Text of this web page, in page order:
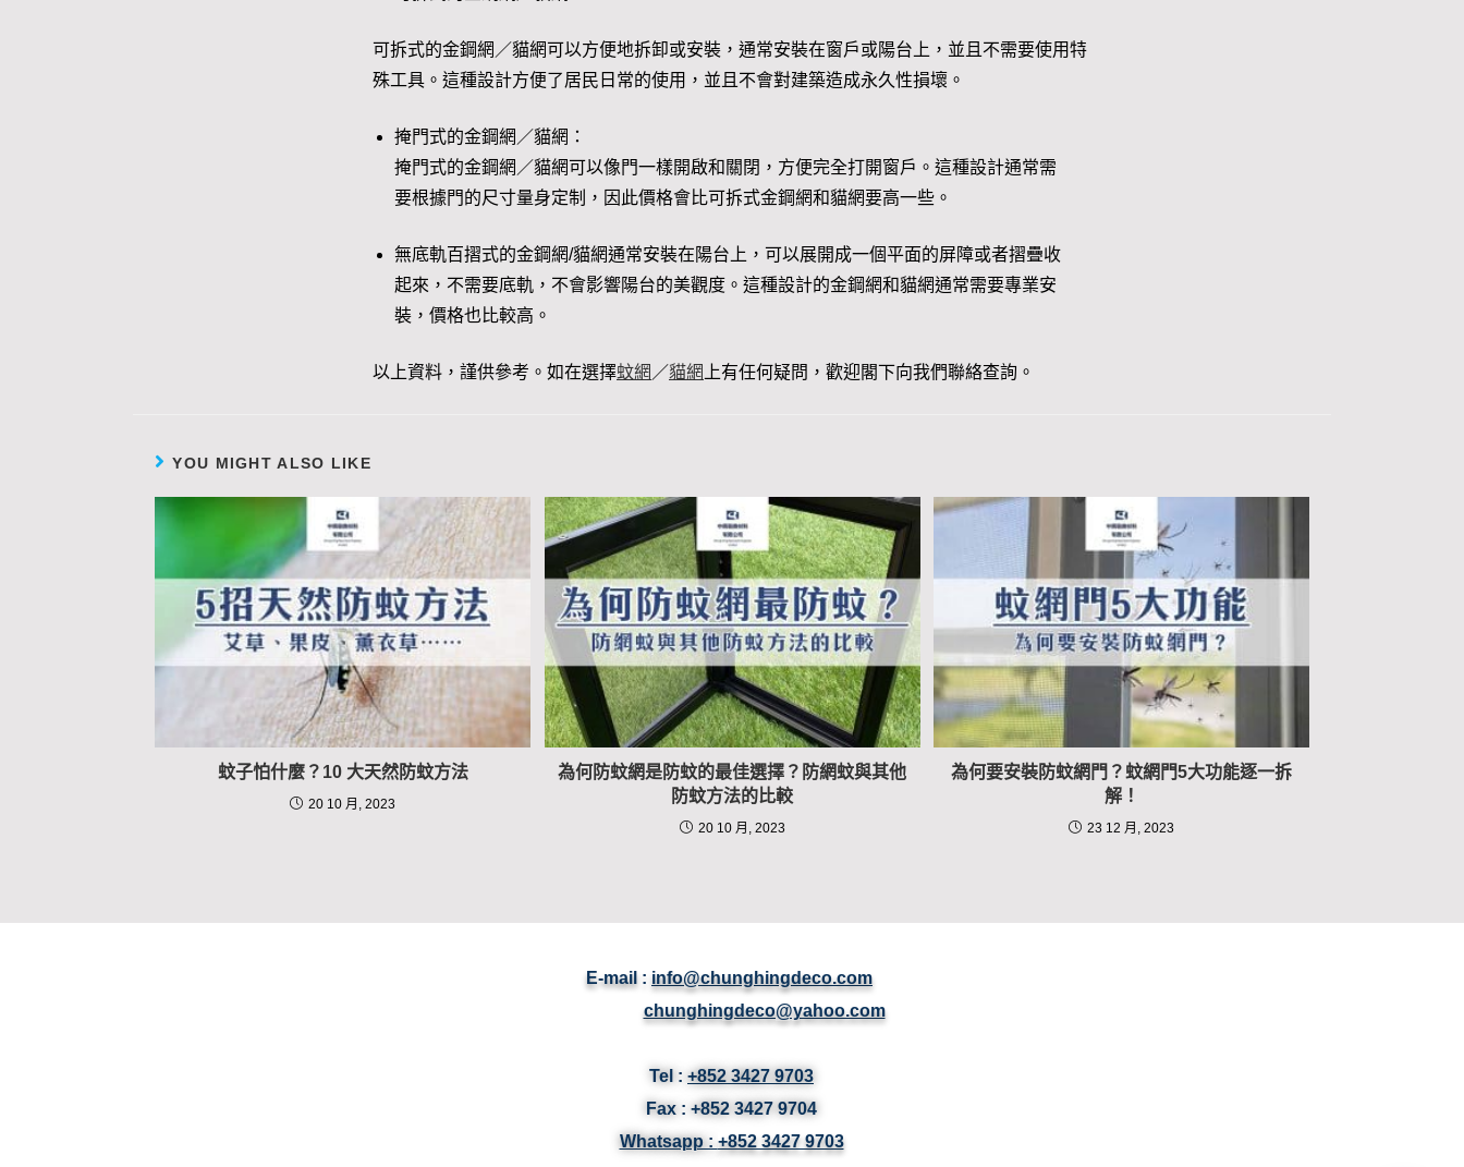
可拆式的金鋼網／貓網可以方便地拆卸或安裝，通常安裝在窗戶或陽台上，並且不需要使用特
殊工具。這種設計方便了居民日常的使用，並且不會對建築造成永久性損壞。
掩門式的金鋼網／貓網：
掩門式的金鋼網／貓網可以像門一樣開啟和關閉，方便完全打開窗戶。這種設計通常需
要根據門的尺寸量身定制，因此價格會比可拆式金鋼網和貓網要高一些。
無底軌百摺式的金鋼網/貓網通常安裝在陽台上，可以展開成一個平面的屏障或者摺疊收
起來，不需要底軌，不會影響陽台的美觀度。這種設計的金鋼網和貓網通常需要專業安
裝，價格也比較高。
以上資料，謹供參考。如在選擇蚊網 ／貓網 上有任何疑問，歡迎閣下向我們聯絡查詢。
YOU MIGHT ALSO LIKE
蚊子怕什麼？10 大天然防蚊方法
20 10 月, 2023
為何防蚊網是防蚊的最佳選擇？防網蚊與其他
防蚊方法的比較
20 10 月, 2023
為何要安裝防蚊網門？蚊網門5大功能逐一拆
解！
23 12 月, 2023
E-mail : info@chunghingdeco.com
chunghingdeco@yahoo.com
Tel : +852 3427 9703
Fax : +852 3427 9704
Whatsapp : +852 3427 9703